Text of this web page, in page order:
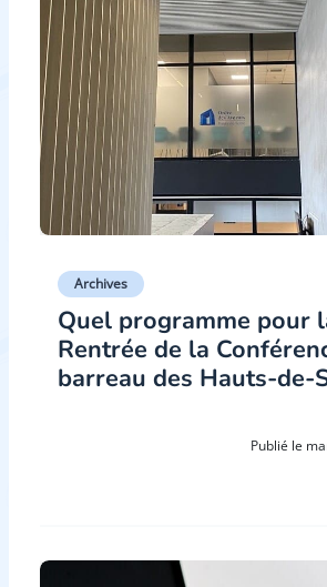
Archives
Quel programme pour
Rentrée de la
barreau des Hauts-de-
Publié le